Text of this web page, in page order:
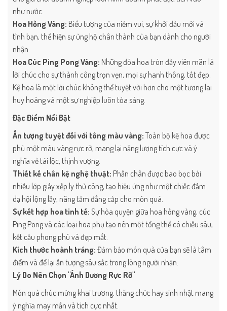
như nước.
Hoa Hồng Vàng: Biểu tượng của niềm vui, sự khởi đầu mới và
tình bạn, thể hiện sự ủng hộ chân thành của bạn dành cho người
nhận.
Hoa Cúc Ping Pong Vàng: Những đóa hoa tròn đầy viên mãn là
lời chúc cho sự thành công trọn vẹn, mọi sự hanh thông, tốt đẹp.
Kệ hoa là một lời chúc không thể tuyệt vời hơn cho một tương lai
huy hoàng và một sự nghiệp luôn tỏa sáng.
Đặc Điểm Nổi Bật
Ấn tượng tuyệt đối với tông màu vàng: Toàn bộ kệ hoa được
phủ một màu vàng rực rỡ, mang lại năng lượng tích cực và ý
nghĩa về tài lộc, thịnh vượng.
Thiết kế chân kệ nghệ thuật: Phần chân được bao bọc bởi
nhiều lớp giấy xếp ly thủ công, tạo hiệu ứng như một chiếc đầm
dạ hội lộng lẫy, nâng tầm đẳng cấp cho món quà.
Sự kết hợp hoa tinh tế: Sự hòa quyện giữa hoa hồng vàng, cúc
Ping Pong và các loại hoa phụ tạo nên một tổng thể có chiều sâu,
kết cấu phong phú và đẹp mắt.
Kích thước hoành tráng: Đảm bảo món quà của bạn sẽ là tâm
điểm và để lại ấn tượng sâu sắc trong lòng người nhận.
Lý Do Nên Chọn "Ánh Dương Rực Rỡ"
Món quà chúc mừng khai trương, thăng chức hay sinh nhật mang
ý nghĩa may mắn và tích cực nhất.